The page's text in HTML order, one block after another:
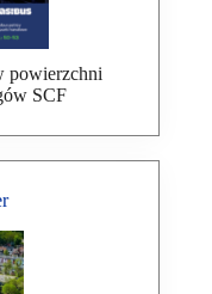
powierzchni
SCF